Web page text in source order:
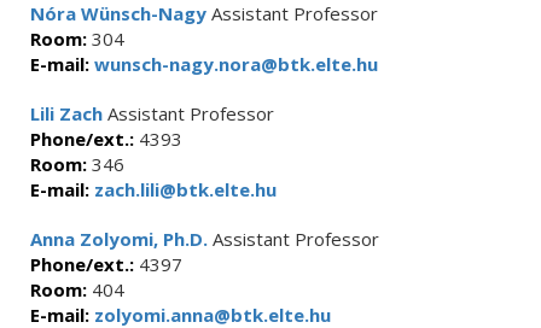
Nóra Wünsch-Nagy Assistant Professor
Room: 304
E-mail: wunsch-nagy.nora@btk.elte.hu
Lili Zach Assistant Professor
Phone/ext.: 4393
Room: 346
E-mail: zach.lili@btk.elte.hu
Anna Zolyomi, Ph.D. Assistant Professor
Phone/ext.: 4397
Room: 404
E-mail: zolyomi.anna@btk.elte.hu